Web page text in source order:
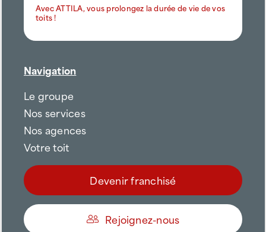
Avec ATTILA, vous prolongez la durée de vie de vos
toits !
Navigation
Le groupe
Nos services
Nos agences
Votre toit
Devenir franchisé
Rejoignez-nous